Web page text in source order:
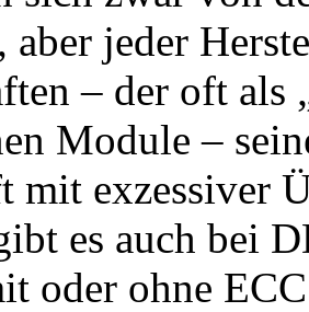
aber jeder
– der oft als
Module –
mit exzessiver
es auch bei
oder ohne